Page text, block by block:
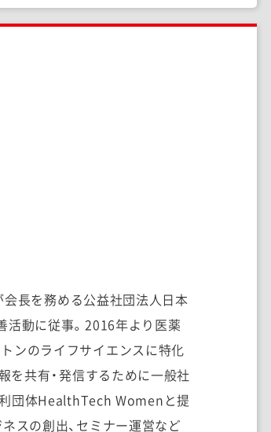
長を務める公益社団法人日本
動に従事。2016年より医薬
ンのライフサイエンスに特化
共有・発信するために一般社
団体HealthTech Womenと提
スの創出、セミナー運営など